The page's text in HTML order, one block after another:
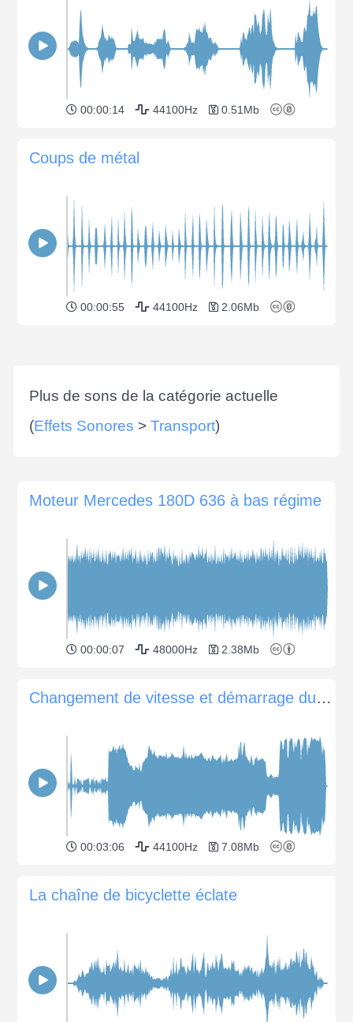
00:00:14 44100Hz 0.51Mb
Coups de métal
00:00:55 44100Hz 2.06Mb
Plus de sons de la catégorie actuelle
(Effets Sonores > Transport)
Moteur Mercedes 180D 636 à bas régime
00:00:07 48000Hz 2.38Mb
Changement de vitesse et démarrage du moteur
00:03:06 44100Hz 7.08Mb
La chaîne de bicyclette éclate